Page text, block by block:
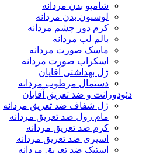
شامپو بدن مردانه
لوسیون بدن مردانه
کرم دور چشم مردانه
بالم لب مردانه
ماسک صورت مردانه
اسکراب صورت مردانه
ژل بهداشتی آقایان
دستمال مرطوب مردانه
دئودورانت و ضد تعریق آقایان
ژل شفاف ضد تعریق مردانه
مام رول ضد تعریق مردانه
کرم ضد تعریق مردانه
اسپری ضد تعریق مردانه
استیک ضد تعریق مردانه